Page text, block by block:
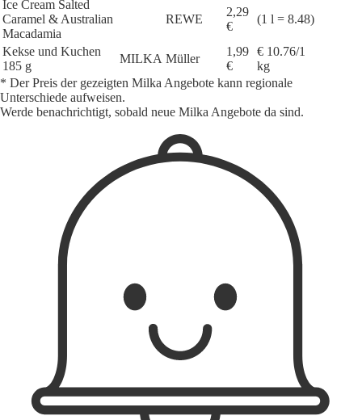
Ice Cream Salted
Caramel & Australian
Macadamia
REWE
2,29
€
(1 l = 8.48)
Kekse und Kuchen
185 g
MILKA Müller
1,99
€
€ 10.76/1
kg
* Der Preis der gezeigten Milka Angebote kann regionale
Unterschiede aufweisen.
Werde benachrichtigt, sobald neue Milka Angebote da sind.